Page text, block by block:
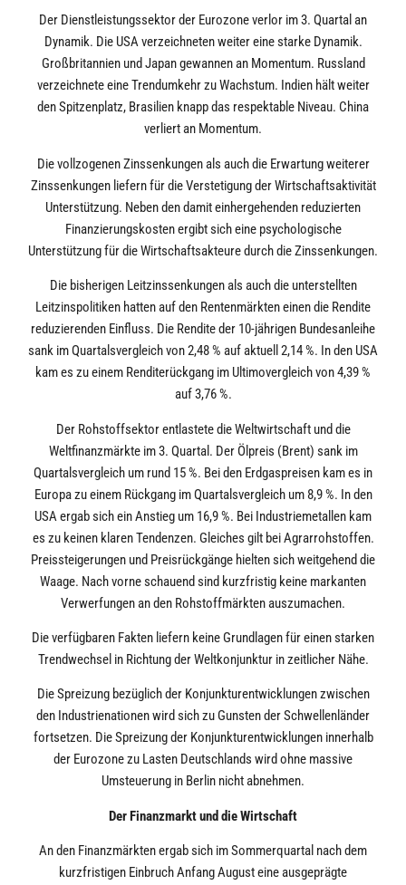
Der Dienstleistungssektor der Eurozone verlor im 3. Quartal an
Dynamik. Die USA verzeichneten weiter eine starke Dynamik.
Großbritannien und Japan gewannen an Momentum. Russland
verzeichnete eine Trendumkehr zu Wachstum. Indien hält weiter
den Spitzenplatz, Brasilien knapp das respektable Niveau. China
verliert an Momentum.
Die vollzogenen Zinssenkungen als auch die Erwartung weiterer
Zinssenkungen liefern für die Verstetigung der Wirtschaftsaktivität
Unterstützung. Neben den damit einhergehenden reduzierten
Finanzierungskosten ergibt sich eine psychologische
Unterstützung für die Wirtschaftsakteure durch die Zinssenkungen.
Die bisherigen Leitzinssenkungen als auch die unterstellten
Leitzinspolitiken hatten auf den Rentenmärkten einen die Rendite
reduzierenden Einfluss. Die Rendite der 10-jährigen Bundesanleihe
sank im Quartalsvergleich von 2,48 % auf aktuell 2,14 %. In den USA
kam es zu einem Renditerückgang im Ultimovergleich von 4,39 %
auf 3,76 %.
Der Rohstoffsektor entlastete die Weltwirtschaft und die
Weltfinanzmärkte im 3. Quartal. Der Ölpreis (Brent) sank im
Quartalsvergleich um rund 15 %. Bei den Erdgaspreisen kam es in
Europa zu einem Rückgang im Quartalsvergleich um 8,9 %. In den
USA ergab sich ein Anstieg um 16,9 %. Bei Industriemetallen kam
es zu keinen klaren Tendenzen. Gleiches gilt bei Agrarrohstoffen.
Preissteigerungen und Preisrückgänge hielten sich weitgehend die
Waage. Nach vorne schauend sind kurzfristig keine markanten
Verwerfungen an den Rohstoffmärkten auszumachen.
Die verfügbaren Fakten liefern keine Grundlagen für einen starken
Trendwechsel in Richtung der Weltkonjunktur in zeitlicher Nähe.
Die Spreizung bezüglich der Konjunkturentwicklungen zwischen
den Industrienationen wird sich zu Gunsten der Schwellenländer
fortsetzen. Die Spreizung der Konjunkturentwicklungen innerhalb
der Eurozone zu Lasten Deutschlands wird ohne massive
Umsteuerung in Berlin nicht abnehmen.
Der Finanzmarkt und die Wirtschaft
An den Finanzmärkten ergab sich im Sommerquartal nach dem
kurzfristigen Einbruch Anfang August eine ausgeprägte